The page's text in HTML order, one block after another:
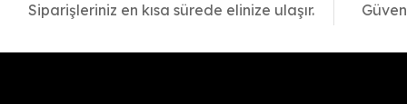
Siparişleriniz en kısa sürede elinize ulaşır.